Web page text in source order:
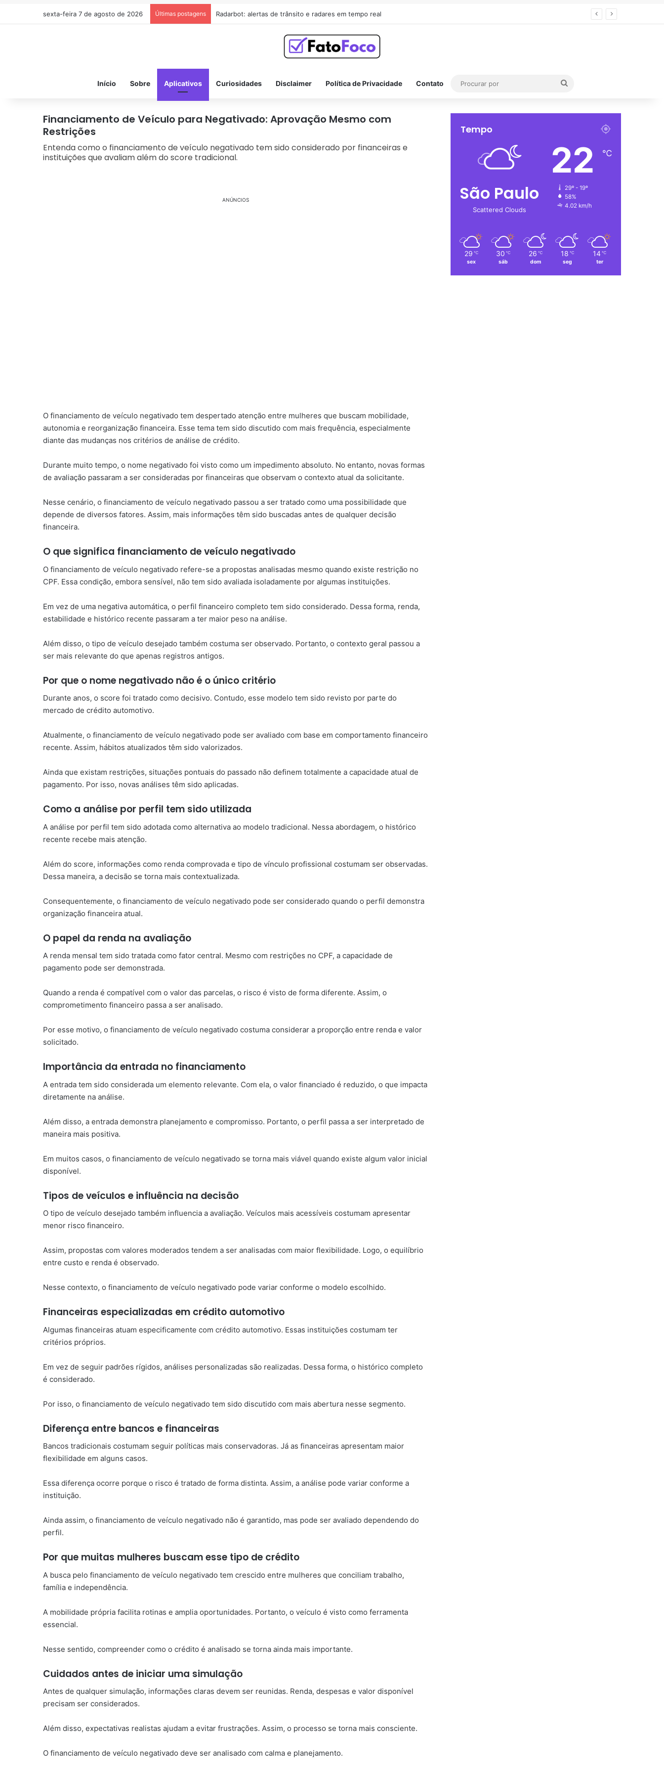
sexta-feira 7 de agosto de 2026 Últimas postagens Radarbot: alertas de trânsito e radares em tempo real
Início Sobre Aplicativos Curiosidades Disclaimer Política de Privacidade Contato
Procurar
Financiamento de Veículo para Negativado: Aprovação Mesmo com
Restrições
Entenda como o financiamento de veículo negativado tem sido considerado por financeiras e
instituições que avaliam além do score tradicional.
ANÚNCIOS
O financiamento de veículo negativado tem despertado atenção entre mulheres que buscam mobilidade,
autonomia e reorganização financeira. Esse tema tem sido discutido com mais frequência, especialmente
diante das mudanças nos critérios de análise de crédito.
Durante muito tempo, o nome negativado foi visto como um impedimento absoluto. No entanto, novas formas
de avaliação passaram a ser consideradas por financeiras que observam o contexto atual da solicitante.
Nesse cenário, o financiamento de veículo negativado passou a ser tratado como uma possibilidade que
depende de diversos fatores. Assim, mais informações têm sido buscadas antes de qualquer decisão
financeira.
O que significa financiamento de veículo negativado
O financiamento de veículo negativado refere-se a propostas analisadas mesmo quando existe restrição no
CPF. Essa condição, embora sensível, não tem sido avaliada isoladamente por algumas instituições.
Em vez de uma negativa automática, o perfil financeiro completo tem sido considerado. Dessa forma, renda,
estabilidade e histórico recente passaram a ter maior peso na análise.
Além disso, o tipo de veículo desejado também costuma ser observado. Portanto, o contexto geral passou a
ser mais relevante do que apenas registros antigos.
Por que o nome negativado não é o único critério
Durante anos, o score foi tratado como decisivo. Contudo, esse modelo tem sido revisto por parte do
mercado de crédito automotivo.
Atualmente, o financiamento de veículo negativado pode ser avaliado com base em comportamento financeiro
recente. Assim, hábitos atualizados têm sido valorizados.
Ainda que existam restrições, situações pontuais do passado não definem totalmente a capacidade atual de
pagamento. Por isso, novas análises têm sido aplicadas.
Como a análise por perfil tem sido utilizada
A análise por perfil tem sido adotada como alternativa ao modelo tradicional. Nessa abordagem, o histórico
recente recebe mais atenção.
Além do score, informações como renda comprovada e tipo de vínculo profissional costumam ser observadas.
Dessa maneira, a decisão se torna mais contextualizada.
Consequentemente, o financiamento de veículo negativado pode ser considerado quando o perfil demonstra
organização financeira atual.
O papel da renda na avaliação
A renda mensal tem sido tratada como fator central. Mesmo com restrições no CPF, a capacidade de
pagamento pode ser demonstrada.
Quando a renda é compatível com o valor das parcelas, o risco é visto de forma diferente. Assim, o
comprometimento financeiro passa a ser analisado.
Por esse motivo, o financiamento de veículo negativado costuma considerar a proporção entre renda e valor
solicitado.
Importância da entrada no financiamento
A entrada tem sido considerada um elemento relevante. Com ela, o valor financiado é reduzido, o que impacta
diretamente na análise.
Além disso, a entrada demonstra planejamento e compromisso. Portanto, o perfil passa a ser interpretado de
maneira mais positiva.
Em muitos casos, o financiamento de veículo negativado se torna mais viável quando existe algum valor inicial
disponível.
Tipos de veículos e influência na decisão
O tipo de veículo desejado também influencia a avaliação. Veículos mais acessíveis costumam apresentar
menor risco financeiro.
Assim, propostas com valores moderados tendem a ser analisadas com maior flexibilidade. Logo, o equilíbrio
entre custo e renda é observado.
Nesse contexto, o financiamento de veículo negativado pode variar conforme o modelo escolhido.
Financeiras especializadas em crédito automotivo
Algumas financeiras atuam especificamente com crédito automotivo. Essas instituições costumam ter
critérios próprios.
Em vez de seguir padrões rígidos, análises personalizadas são realizadas. Dessa forma, o histórico completo
é considerado.
Por isso, o financiamento de veículo negativado tem sido discutido com mais abertura nesse segmento.
Diferença entre bancos e financeiras
Bancos tradicionais costumam seguir políticas mais conservadoras. Já as financeiras apresentam maior
flexibilidade em alguns casos.
Essa diferença ocorre porque o risco é tratado de forma distinta. Assim, a análise pode variar conforme a
instituição.
Ainda assim, o financiamento de veículo negativado não é garantido, mas pode ser avaliado dependendo do
perfil.
Por que muitas mulheres buscam esse tipo de crédito
A busca pelo financiamento de veículo negativado tem crescido entre mulheres que conciliam trabalho,
família e independência.
A mobilidade própria facilita rotinas e amplia oportunidades. Portanto, o veículo é visto como ferramenta
essencial.
Nesse sentido, compreender como o crédito é analisado se torna ainda mais importante.
Cuidados antes de iniciar uma simulação
Antes de qualquer simulação, informações claras devem ser reunidas. Renda, despesas e valor disponível
precisam ser considerados.
Além disso, expectativas realistas ajudam a evitar frustrações. Assim, o processo se torna mais consciente.
O financiamento de veículo negativado deve ser analisado com calma e planejamento.
Tempo
São Paulo
Scattered Clouds
22 ℃
29º - 19º
58%
4.02 km/h
29 ℃
sex
30 ℃
sáb
26 ℃
dom
18 ℃
seg
14 ℃
ter